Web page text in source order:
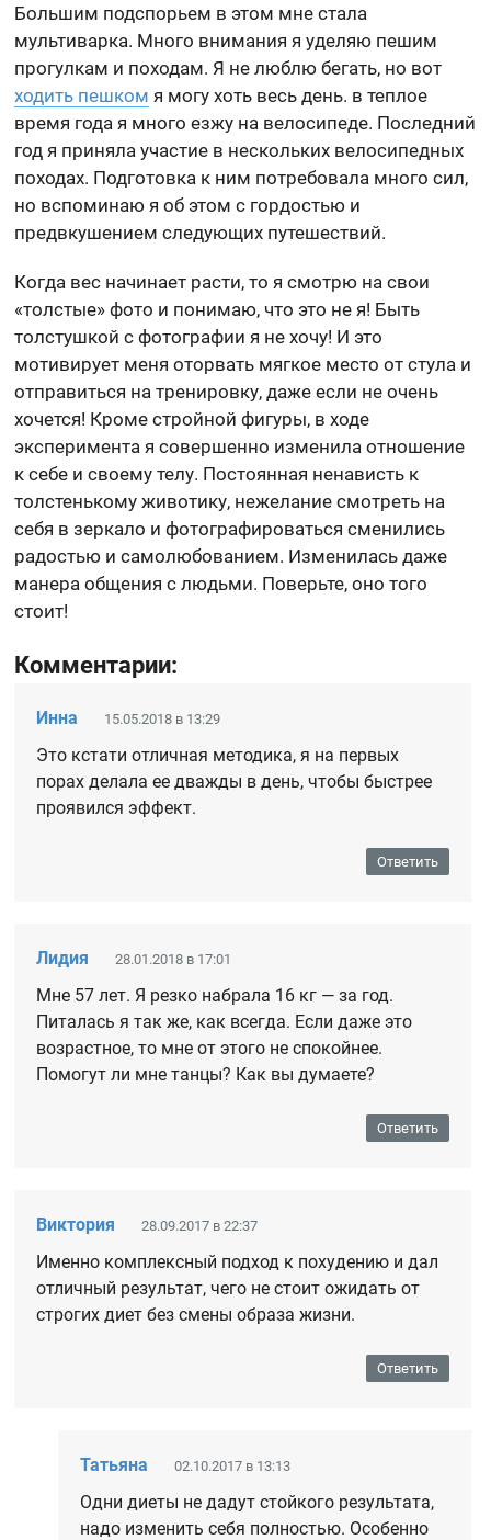
Большим подспорьем в этом мне стала
мультиварка. Много внимания я уделяю пешим
прогулкам и походам. Я не люблю бегать, но вот
ходить пешком я могу хоть весь день. в теплое
время года я много езжу на велосипеде. Последний
год я приняла участие в нескольких велосипедных
походах. Подготовка к ним потребовала много сил,
но вспоминаю я об этом с гордостью и
предвкушением следующих путешествий.
Когда вес начинает расти, то я смотрю на свои
«толстые» фото и понимаю, что это не я! Быть
толстушкой с фотографии я не хочу! И это
мотивирует меня оторвать мягкое место от стула и
отправиться на тренировку, даже если не очень
хочется! Кроме стройной фигуры, в ходе
эксперимента я совершенно изменила отношение
к себе и своему телу. Постоянная ненависть к
толстенькому животику, нежелание смотреть на
себя в зеркало и фотографироваться сменились
радостью и самолюбованием. Изменилась даже
манера общения с людьми. Поверьте, оно того
стоит!
Комментарии:
Инна 15.05.2018 в 13:29
Это кстати отличная методика, я на первых
порах делала ее дважды в день, чтобы быстрее
проявился эффект.
Ответить
Лидия 28.01.2018 в 17:01
Мне 57 лет. Я резко набрала 16 кг — за год.
Питалась я так же, как всегда. Если даже это
возрастное, то мне от этого не спокойнее.
Помогут ли мне танцы? Как вы думаете?
Ответить
Виктория 28.09.2017 в 22:37
Именно комплексный подход к похудению и дал
отличный результат, чего не стоит ожидать от
строгих диет без смены образа жизни.
Ответить
Татьяна 02.10.2017 в 13:13
Одни диеты не дадут стойкого результата,
надо изменить себя полностью. Особенно